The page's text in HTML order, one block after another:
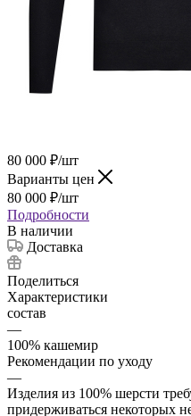
80 000 ₽/шт
Варианты цен
80 000 ₽/шт
Подробности
В наличии
Доставка
Поделиться
Характеристики
состав
—
100% кашемир
Рекомендации по уходу
—
Изделия из 100% шерсти
придерживаться некоторых